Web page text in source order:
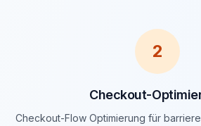
2
Checkout-
Checkout-Flow Optimierung für